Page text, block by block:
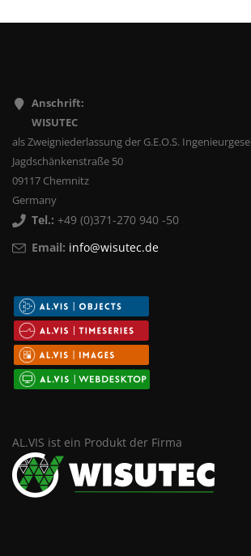
Anschrift:
WISUTEC
als Zweigniederlassung der G.E.O.S.
Jagdschänkenstraße 50
09117 Chemnitz
Germany
Tel.: +49 (0)371-270 940 -50
Email: info@wisutec.de
AL.VIS ist ein Produkt der Firma